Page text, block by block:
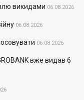
викидами 06.08.2026
06.08.2026
06.08.2026
вже видав 6